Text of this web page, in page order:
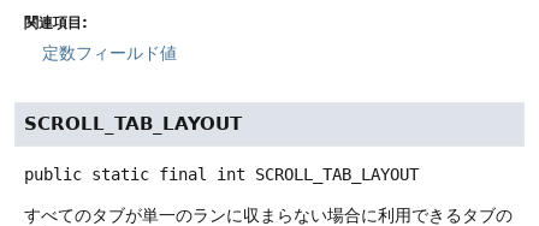
関連項目:
定数フィールド値
SCROLL_TAB_LAYOUT
public static final int SCROLL_TAB_LAYOUT
すべてのタブが単一のランに収まらない場合に利用できるタブの